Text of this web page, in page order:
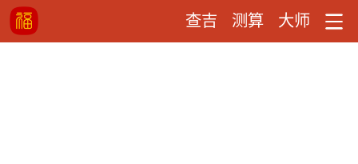
查吉 测算 大师